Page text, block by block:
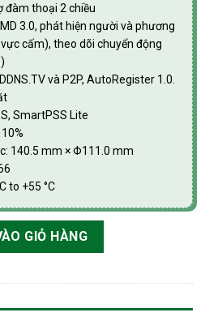
đàm thoại 2 chiều
3.0, phát hiện người và phương
cấm), theo dõi chuyển động
và P2P, AutoRegister 1.0.
SmartPSS Lite
140.5 mm × Φ111.0 mm
to +55 °C
P3AE-PV-4G số lượng
GIỎ HÀNG